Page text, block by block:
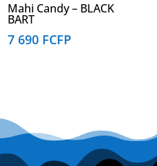
Mahi Candy – BLACK
BART
7 690 FCFP